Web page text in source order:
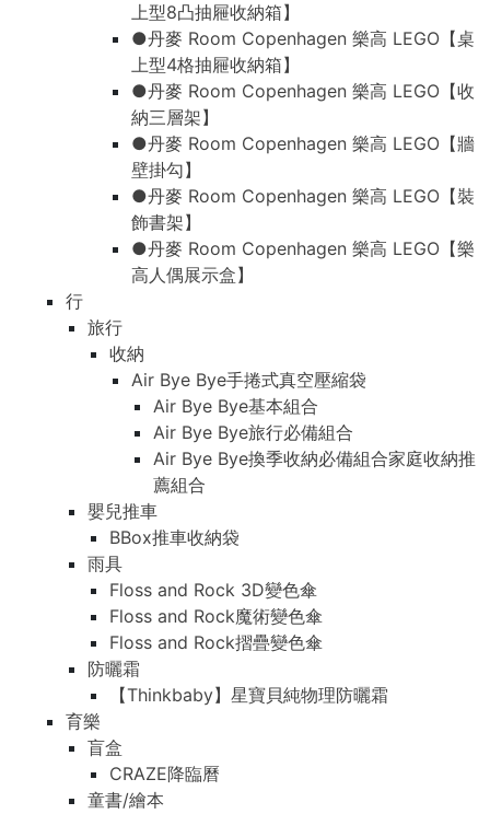
上型8凸抽屜收納箱】
●丹麥 Room Copenhagen 樂高 LEGO【桌
上型4格抽屜收納箱】
●丹麥 Room Copenhagen 樂高 LEGO【收
納三層架】
●丹麥 Room Copenhagen 樂高 LEGO【牆
壁掛勾】
●丹麥 Room Copenhagen 樂高 LEGO【裝
飾書架】
●丹麥 Room Copenhagen 樂高 LEGO【樂
高人偶展示盒】
行
旅行
收納
Air Bye Bye手捲式真空壓縮袋
Air Bye Bye基本組合
Air Bye Bye旅行必備組合
Air Bye Bye換季收納必備組合家庭收納推
薦組合
嬰兒推車
BBox推車收納袋
雨具
Floss and Rock 3D變色傘
Floss and Rock魔術變色傘
Floss and Rock摺疊變色傘
防曬霜
【Thinkbaby】星寶貝純物理防曬霜
育樂
盲盒
CRAZE降臨曆
童書/繪本